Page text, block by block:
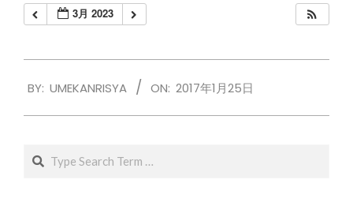
3月 2023
01-
BY: UMEKANRISYA ON: 2017年1月25日
Search